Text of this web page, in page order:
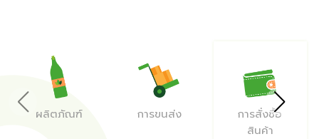
เกี่ยวกับเรา
ผลิตภัณฑ์ การขนส่ง
การสั่งซื้อ
สินค้า